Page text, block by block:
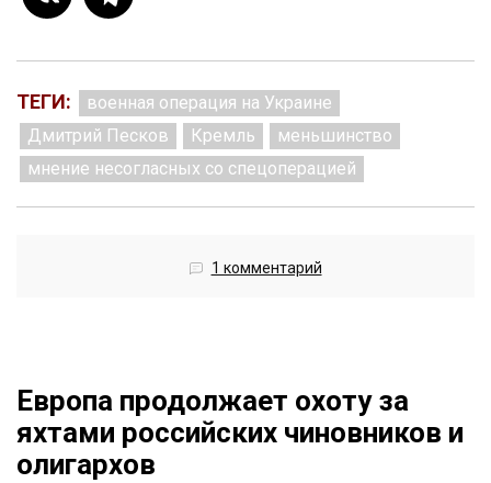
ТЕГИ:
военная операция на Украине
Дмитрий Песков
Кремль
меньшинство
мнение несогласных со спецоперацией
1 комментарий
Европа продолжает охоту за
яхтами российских чиновников и
олигархов